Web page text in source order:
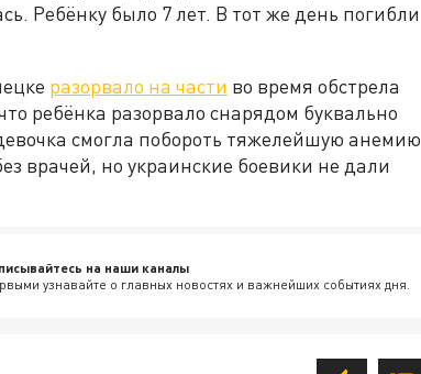
Ребёнку было 7 лет. В тот же день погибли
разорвало на части во время обстрела
ребёнка разорвало снарядом буквально
смогла побороть тяжелейшую анемию
врачей, но украинские боевики не дали
на наши каналы
узнавайте о главных новостях и важнейших событиях дня.